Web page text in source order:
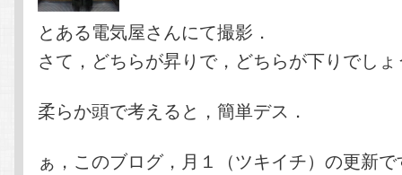
とある電気屋さんにて撮影．
さて，どちらが昇りで，どちらが下りでし
柔らか頭で考えると，簡単デス．
ぁ，このブログ，月１（ツキイチ）の更新